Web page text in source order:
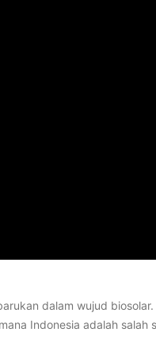
dalam wujud
Indonesia adalah salah